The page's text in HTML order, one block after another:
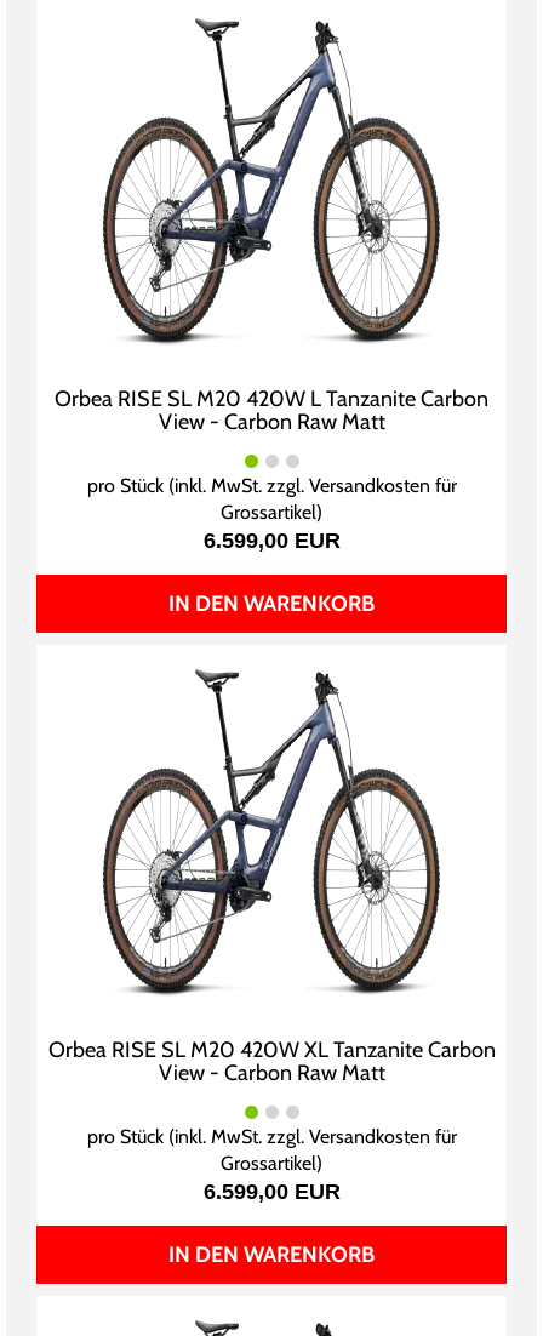
Orbea RISE SL M20 420W L Tanzanite Carbon
View - Carbon Raw Matt
pro Stück (inkl. MwSt. zzgl. Versandkosten für
Grossartikel)
6.599,00 EUR
IN DEN WARENKORB
Orbea RISE SL M20 420W XL Tanzanite Carbon
View - Carbon Raw Matt
pro Stück (inkl. MwSt. zzgl. Versandkosten für
Grossartikel)
6.599,00 EUR
IN DEN WARENKORB